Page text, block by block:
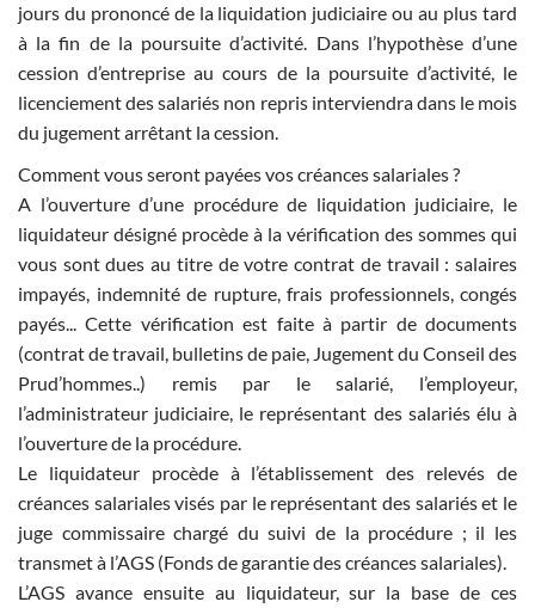
jours du prononcé de la liquidation judiciaire ou au plus tard
à la fin de la poursuite d’activité. Dans l’hypothèse d’une
cession d’entreprise au cours de la poursuite d’activité, le
licenciement des salariés non repris interviendra dans le mois
du jugement arrêtant la cession.
Comment vous seront payées vos créances salariales ?
A l’ouverture d’une procédure de liquidation judiciaire, le
liquidateur désigné procède à la vérification des sommes qui
vous sont dues au titre de votre contrat de travail : salaires
impayés, indemnité de rupture, frais professionnels, congés
payés... Cette vérification est faite à partir de documents
(contrat de travail, bulletins de paie, Jugement du Conseil des
Prud’hommes..) remis par le salarié, l’employeur,
l’administrateur judiciaire, le représentant des salariés élu à
l’ouverture de la procédure.
Le liquidateur procède à l’établissement des relevés de
créances salariales visés par le représentant des salariés et le
juge commissaire chargé du suivi de la procédure ; il les
transmet à l’AGS (Fonds de garantie des créances salariales).
L’AGS avance ensuite au liquidateur, sur la base de ces